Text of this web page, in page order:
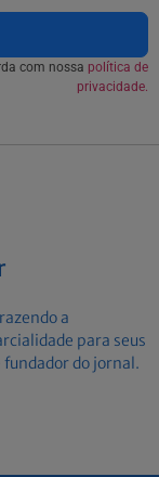
com nossa política de
privacidade.
a
para seus
fundador do jornal.